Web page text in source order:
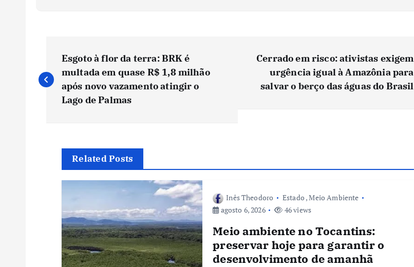
a
Esgoto à flor da terra: BRK é
multada em quase R$ 1,8 milhão
após novo vazamento atingir o
Lago de Palmas
Cerrado em risco: ativistas exigem
urgência igual à Amazônia para
salvar o berço das águas do Brasil
Related Posts
Inês Theodoro Estado ,Meio Ambiente
agosto 6, 2026
46 views
Meio ambiente no Tocantins:
preservar hoje para garantir o
desenvolvimento de amanhã